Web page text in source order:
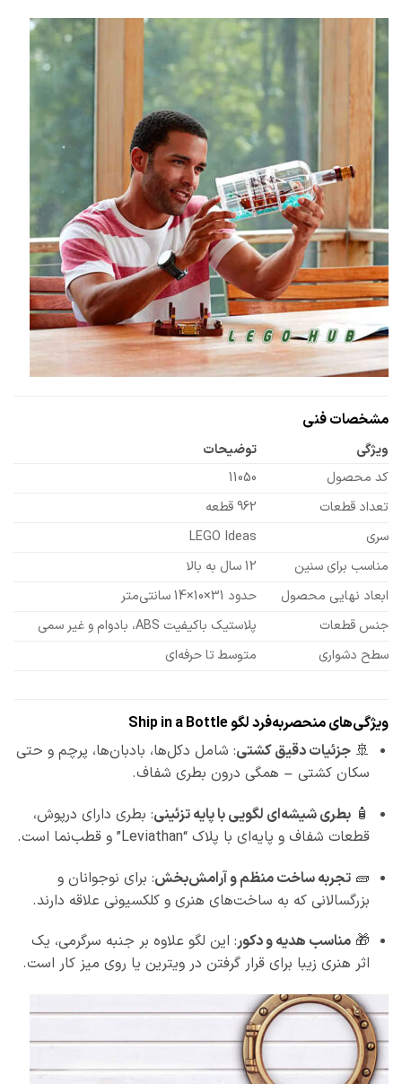
مشخصات فنی
ویژگی
توضیحات
کد محصول
11050
تعداد قطعات
962 قطعه
سری
LEGO Ideas
مناسب برای سنین
ابعاد نهایی محصول
حدود 31×10×14 سانتی‌متر
جنس قطعات
پلاستیک باکیفیت ABS، بادوام و غیر سمی
سطح دشواری
متوسط تا حرفه‌ای
ویژگی‌های منحصربه‌فرد لگو Ship in a Bottle
🚢جزئیات دقیق کشتی: شامل دکل‌ها، بادبان‌ها، پرچم و حتی
سکان کشتی – همگی درون بطری شفاف.
🧴بطری شیشه‌ای لگویی با پایه تزئینی: بطری دارای درپوش،
قطعات شفاف و پایه‌ای با پلاک “Leviathan” و قطب‌نما است.
🧱تجربه ساخت منظم و آرامش‌بخش: برای نوجوانان و
بزرگسالانی که به ساخت‌های هنری و کلکسیونی علاقه دارند.
🎁مناسب هدیه و دکور: این لگو علاوه بر جنبه سرگرمی، یک
اثر هنری زیبا برای قرار گرفتن در ویترین یا روی میز کار است.